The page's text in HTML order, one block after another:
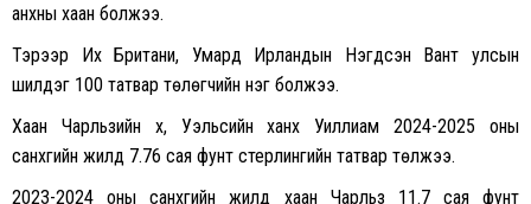
анхны хаан болжээ.
Тэрээр Их Британи, Умард Ирландын Нэгдсэн Вант улсын
шилдэг 100 татвар төлөгчийн нэг болжээ.
Хаан Чарльзийн хүү, Уэльсийн ханхүү Уиллиам 2024-2025 оны
санхүүгийн жилд 7.76 сая фунт стерлингийн татвар төлжээ.
2023-2024 оны санхүүгийн жилд хаан Чарльз 11.7 сая фунт